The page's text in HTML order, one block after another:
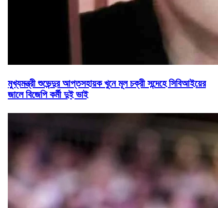
মুখ্যমন্ত্রী শুভেন্দুর আপ্তসহায়ক খুনে মূল চক্রী সন্দেহে সিবিআইয়ের
জালে বিজেপি কর্মী দুই ভাই